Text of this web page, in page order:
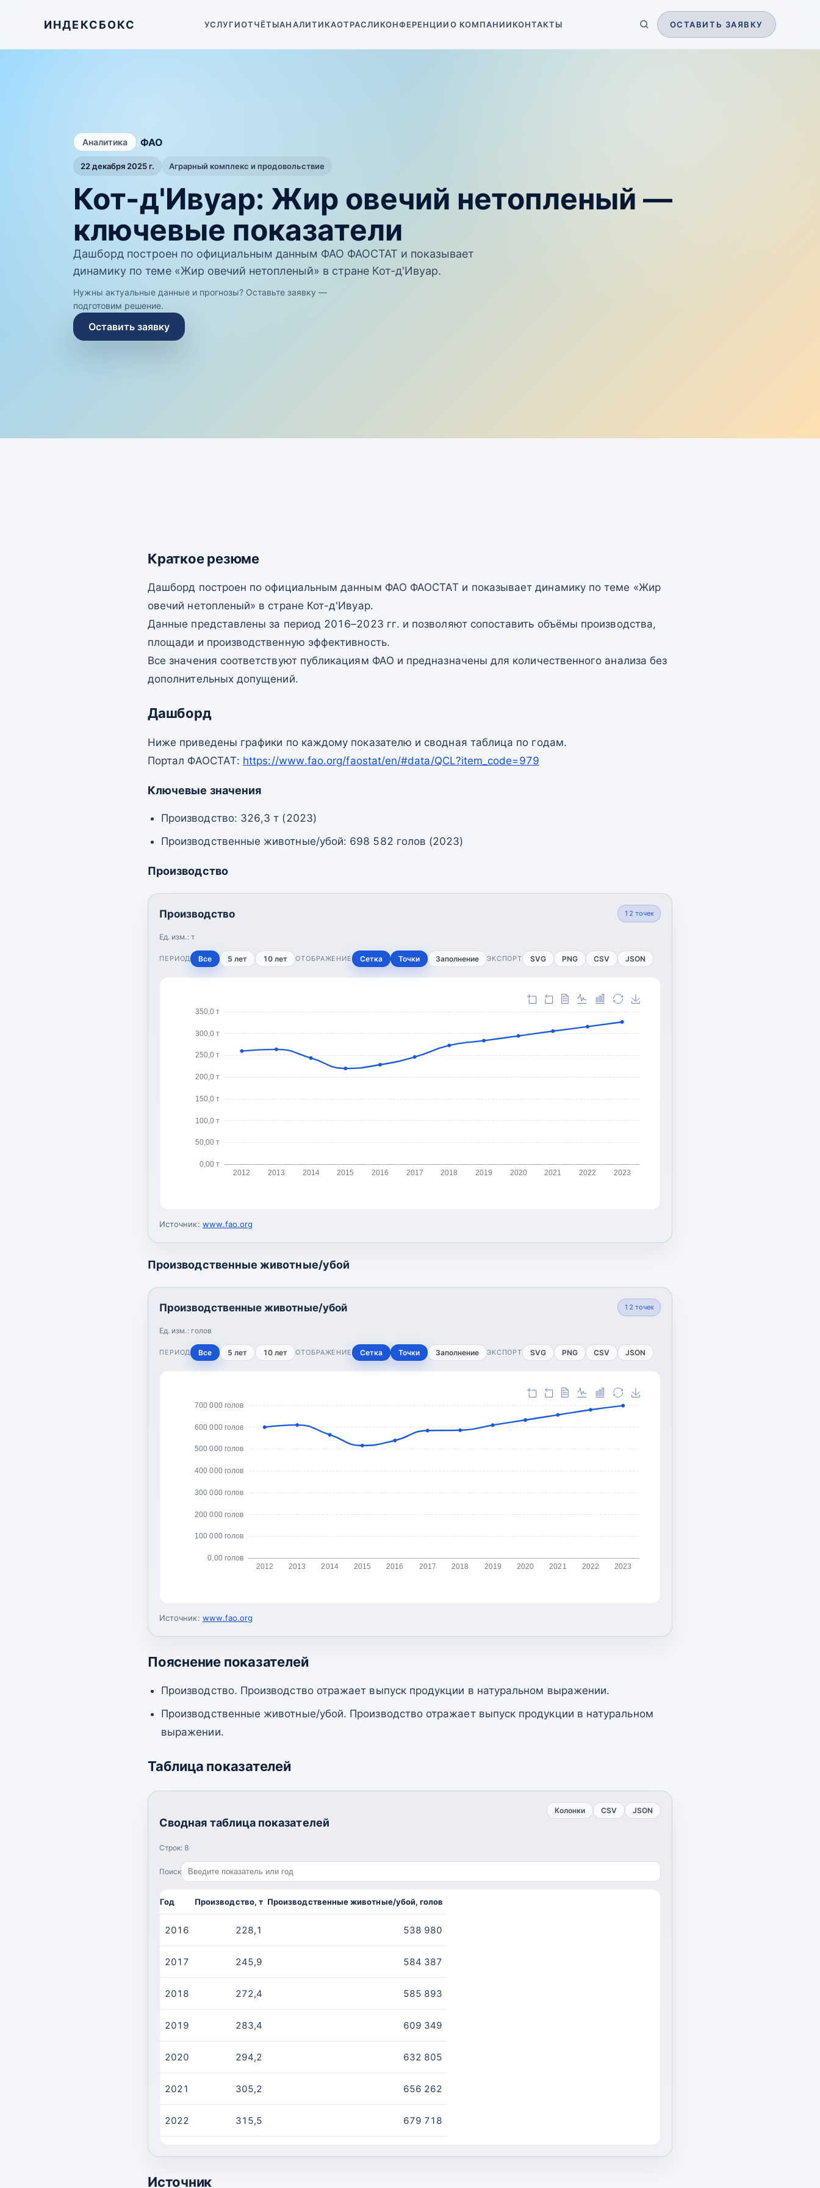
ИНДЕКСБОКС УСЛУГИОТЧЁТЫАНАЛИТИКАОТРАСЛИКОНФЕРЕНЦИИО КОМПАНИИКОНТАКТЫ ОСТАВИТЬ ЗАЯВКУ
Аналитика /ФАО
22 декабря 2025 г. Аграрный комплекс и продовольствие
Кот-д'Ивуар: Жир овечий нетопленый —
ключевые показатели
Дашборд построен по официальным данным ФАО ФАОСТАТ и показывает
динамику по теме «Жир овечий нетопленый» в стране Кот-д'Ивуар.
Нужны актуальные данные и прогнозы? Оставьте заявку —
подготовим решение.
Оставить заявку
Краткое резюме
Дашборд построен по официальным данным ФАО ФАОСТАТ и показывает динамику по теме «Жир
овечий нетопленый» в стране Кот-д'Ивуар.
Данные представлены за период 2016–2023 гг. и позволяют сопоставить объёмы производства,
площади и производственную эффективность.
Все значения соответствуют публикациям ФАО и предназначены для количественного анализа без
дополнительных допущений.
Дашборд
Ниже приведены графики по каждому показателю и сводная таблица по годам.
Портал ФАОСТАТ: https://www.fao.org/faostat/en/#data/QCL?item_code=979
Ключевые значения
Производство: 326,3 т (2023)
Производственные животные/убой: 698 582 голов (2023)
Производство
Производство
Ед. изм.: т
12 точек
ПЕРИОД Все 5 лет 10 лет ОТОБРАЖЕНИЕ Сетка Точки Заполнение ЭКСПОРТ SVG PNG CSV JSON
0,00 т
50,00 т
100,0 т
150,0 т
200,0 т
250,0 т
300,0 т
350,0 т
2012 2013 2014 2015 2016 2017 2018 2019 2020 2021 2022 2023
Источник: www.fao.org
Производственные животные/убой
Производственные животные/убой
Ед. изм.: голов
12 точек
ПЕРИОД Все 5 лет 10 лет ОТОБРАЖЕНИЕ Сетка Точки Заполнение ЭКСПОРТ SVG PNG CSV JSON
0,00 голов
100 000 голов
200 000 голов
300 000 голов
400 000 голов
500 000 голов
600 000 голов
700 000 голов
2012 2013 2014 2015 2016 2017 2018 2019 2020 2021 2022 2023
Источник: www.fao.org
Пояснение показателей
Производство. Производство отражает выпуск продукции в натуральном выражении.
Производственные животные/убой. Производство отражает выпуск продукции в натуральном
выражении.
Таблица показателей
Сводная таблица показателей
Строк: 8
Колонки CSV JSON
Поиск
Год Производство, т Производственные животные/убой, голов
2016 228,1 538 980
2017 245,9 584 387
2018 272,4 585 893
2019 283,4 609 349
2020 294,2 632 805
2021 305,2 656 262
2022 315,5 679 718
Источник